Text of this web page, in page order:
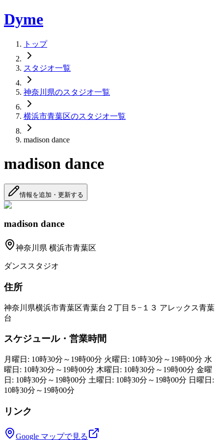
Dyme
トップ
スタジオ一覧
神奈川県のスタジオ一覧
横浜市青葉区のスタジオ一覧
madison dance
madison dance
情報を追加・更新する
madison dance
神奈川県 横浜市青葉区
ダンススタジオ
住所
神奈川県横浜市青葉区青葉台２丁目５−１３ アレックス青葉
台
スケジュール・営業時間
月曜日: 10時30分～19時00分 火曜日: 10時30分～19時00分 水
曜日: 10時30分～19時00分 木曜日: 10時30分～19時00分 金曜
日: 10時30分～19時00分 土曜日: 10時30分～19時00分 日曜日:
10時30分～19時00分
リンク
Google マップで見る